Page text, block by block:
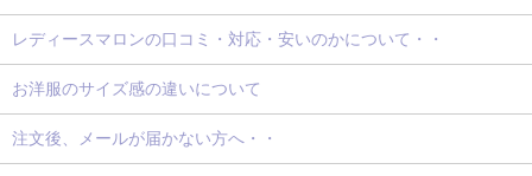
レディースマロンの口コミ・対応・安いのかについて・・
お洋服のサイズ感の違いについて
注文後、メールが届かない方へ・・